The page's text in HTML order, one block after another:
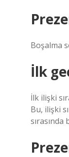
Boşalma
İlk
İlk ilişki
Bu, ilişki